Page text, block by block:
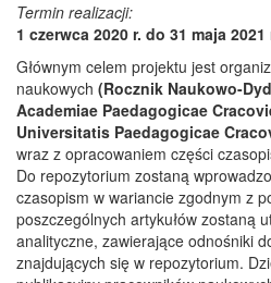
Termin realizacji:
1 czerwca 2020 r. do 31 maja 2021
Głównym celem projektu jest
naukowych (Rocznik Naukowo-
Academiae Paedagogicae
Universitatis Paedagogicae
wraz z opracowaniem części
Do repozytorium zostaną
czasopism w wariancie zgodnym z
poszczególnych artykułów zostaną
analityczne, zawierające odnośniki
znajdujących się w repozytorium.